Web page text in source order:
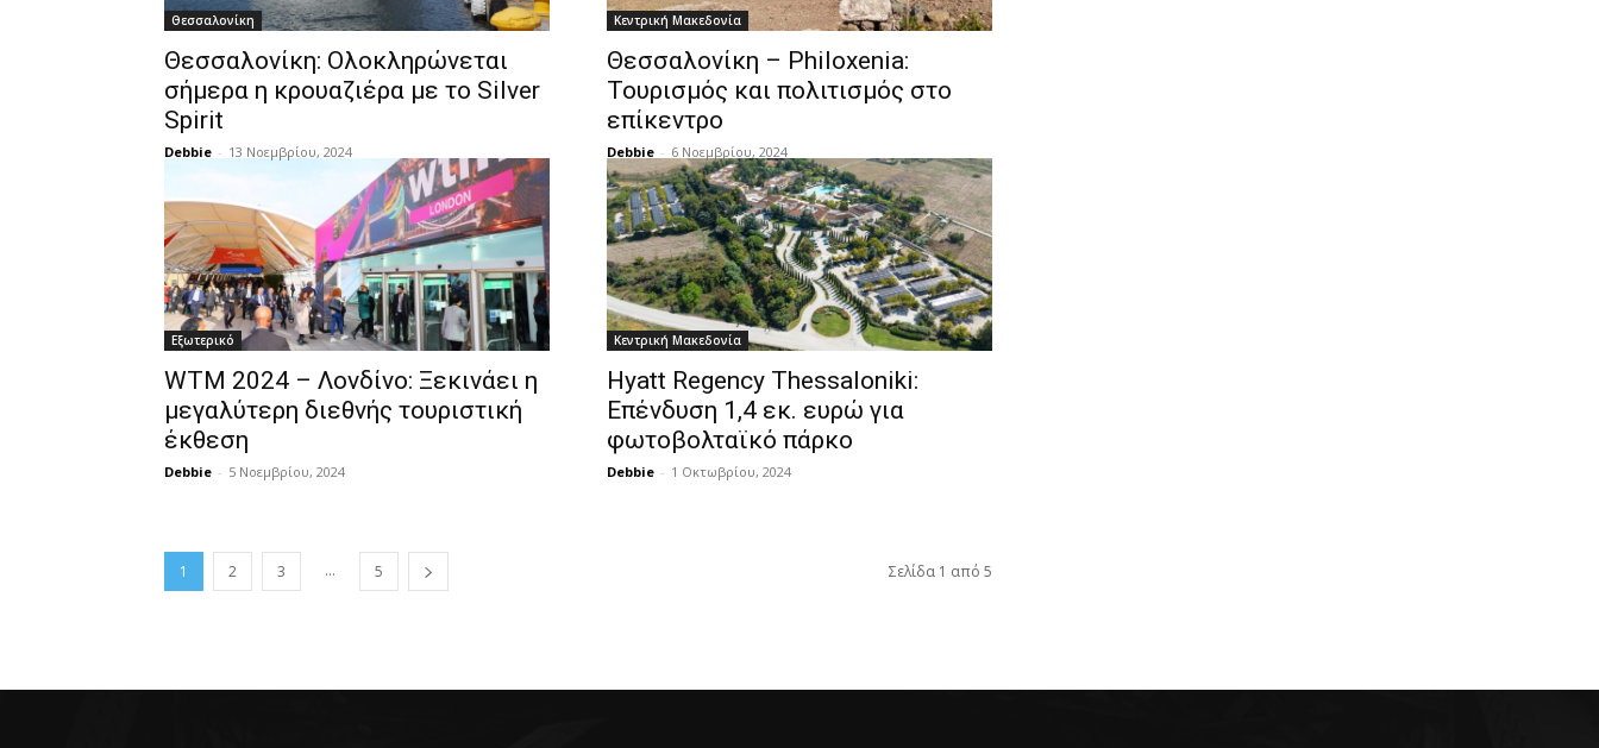
Θεσσαλονίκη
Θεσσαλονίκη: Ολοκληρώνεται
σήμερα η κρουαζιέρα με το Silver
Spirit
Debbie - 13 Νοεμβρίου, 2024
Κεντρική Μακεδονία
Θεσσαλονίκη – Philoxenia:
Τουρισμός και πολιτισμός στο
επίκεντρο
Debbie - 6 Νοεμβρίου, 2024
Εξωτερικό
WTM 2024 – Λονδίνο: Ξεκινάει η
μεγαλύτερη διεθνής τουριστική
έκθεση
Debbie - 5 Νοεμβρίου, 2024
Κεντρική Μακεδονία
Hyatt Regency Thessaloniki:
Επένδυση 1,4 εκ. ευρώ για
φωτοβολταϊκό πάρκο
Debbie - 1 Οκτωβρίου, 2024
1 2 3 ... 5 Σελίδα 1 από 5